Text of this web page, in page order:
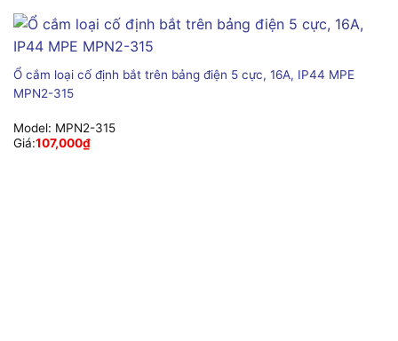
Ổ cắm loại cố định bắt trên bảng điện 5 cực, 16A, IP44 MPE
MPN2-315
Model: MPN2-315
Giá:107,000₫